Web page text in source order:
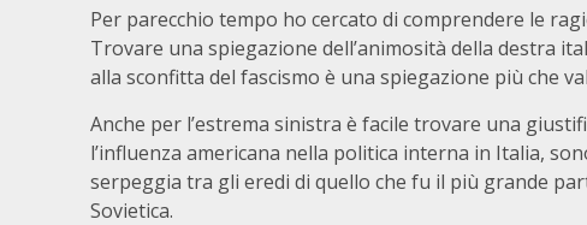
Per parecchio tempo ho cercato di comprendere le
Trovare una spiegazione dell’animosità della destra
alla sconfitta del fascismo è una spiegazione più che
Anche per l’estrema sinistra è facile trovare una
l’influenza americana nella politica interna in Italia,
serpeggia tra gli eredi di quello che fu il più grande
Sovietica.